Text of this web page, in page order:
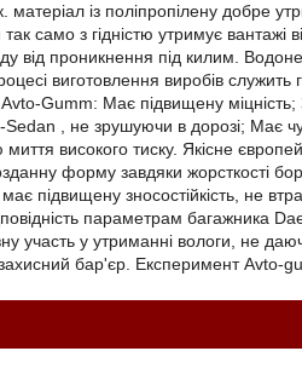
матеріал із поліпропілену добре
само з гідністю утримує
від проникнення під килим.
виготовлення виробів служить
Gumm: Має підвищену міцність;
, не зрушуючи в дорозі; Має
високого тиску. Якісне
форму завдяки жорсткості
підвищену зносостійкість, не
параметрам багажника
участь у утриманні вологи, не
бар'єр. Експеримент Avto-